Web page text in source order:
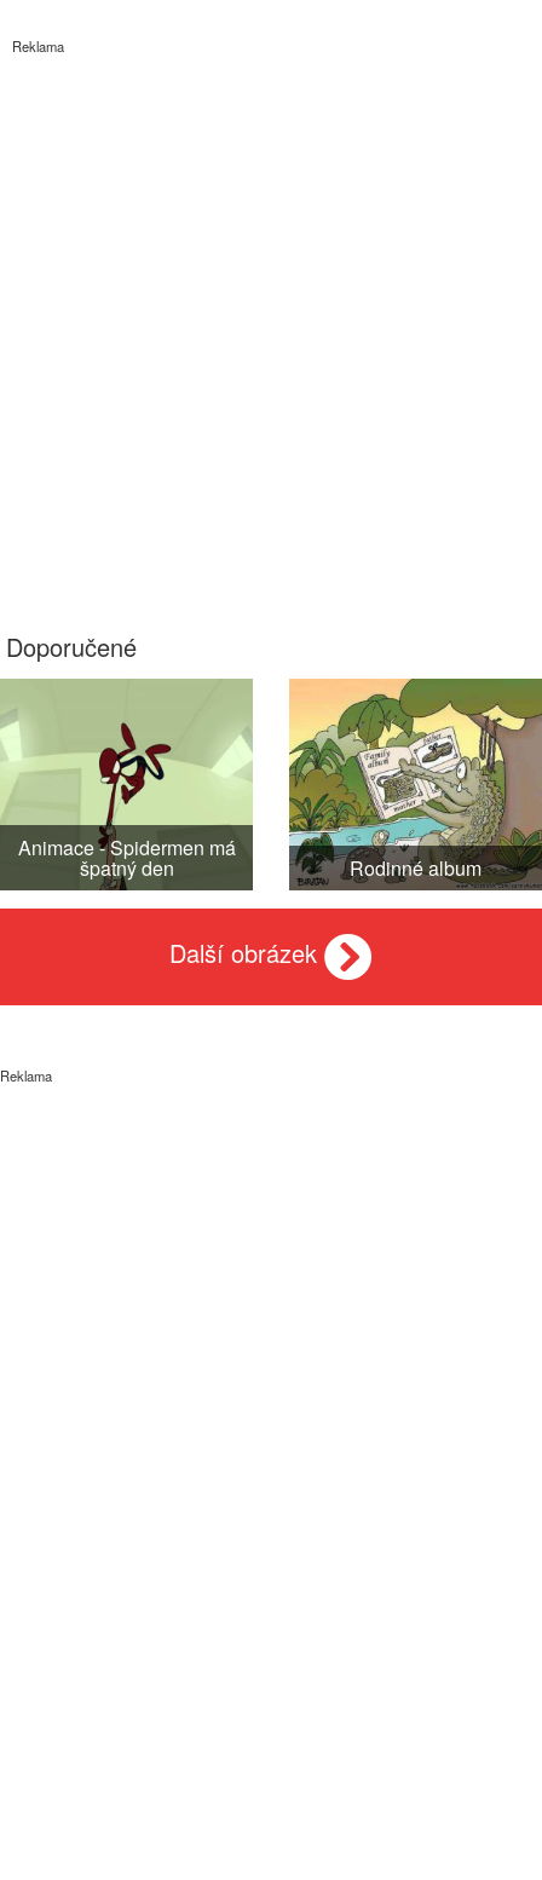
Reklama
Doporučené
Animace - Spidermen má
špatný den Rodinné album
Další obrázek
Reklama